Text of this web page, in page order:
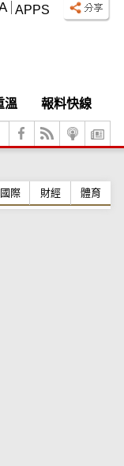
APPS
溫
報料快線
國際 財經 體育